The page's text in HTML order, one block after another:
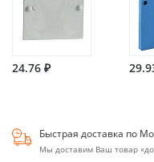
24.76 ₽
Быстрая доставка по
Мы доставим Ваш товар